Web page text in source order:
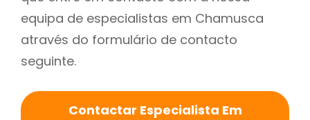
equipa de especialistas em Chamusca
através do formulário de contacto
seguinte.
Contactar Especialista Em